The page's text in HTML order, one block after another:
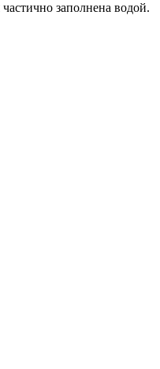
заполнена водой.